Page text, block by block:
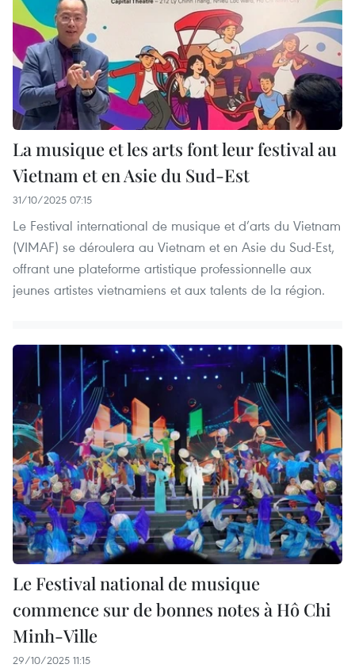
La musique et les arts font leur festival au
Vietnam et en Asie du Sud-Est
31/10/2025 07:15
Le Festival international de musique et d’arts du Vietnam
(VIMAF) se déroulera au Vietnam et en Asie du Sud-Est,
offrant une plateforme artistique professionnelle aux
jeunes artistes vietnamiens et aux talents de la région.
Le Festival national de musique
commence sur de bonnes notes à Hô Chi
Minh-Ville
29/10/2025 11:15